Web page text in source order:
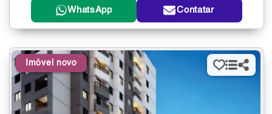
WhatsApp Contatar
Imóvel novo